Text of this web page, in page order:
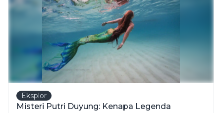
Sekolah
Eksplor
Misteri Putri Duyung: Kenapa Legenda